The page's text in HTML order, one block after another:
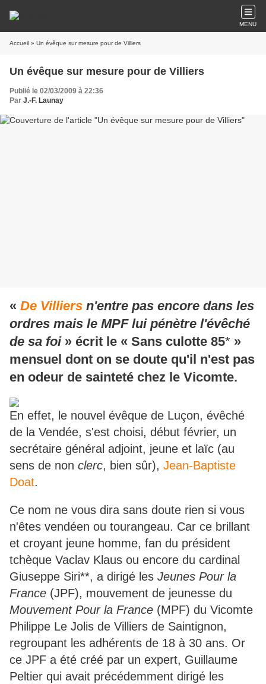
MENU
Accueil » Un évêque sur mesure pour de Villiers
Un évêque sur mesure pour de Villiers
Publié le 02/03/2009 à 22:36
Par J.-F. Launay
« De Villiers n'entre pas encore dans les
ordres mais le MPF lui pénètre l'évêché
de sa foi» écrit le « Sans culotte 85* »
mensuel dont on se doute qu'il n'est pas
en odeur de sainteté chez le Vicomte.
En effet, le nouvel évêque de Luçon, évêché
de la Vendée, s'est choisi, début février, un
secrétaire général adjoint, jeune et laïc (au
sens de non clerc, bien sûr), Jean-Baptiste
Doat.
Ce nom ne vous dira sans doute rien si vous
n'êtes vendéen ou tourangeau. Car ce brillant
et croyant jeune homme, fan du président
tchèque Vaclav Klaus ou encore du cardinal
Giuseppe Siri**, a dirigé les Jeunes Pour la
France (JPF), mouvement de jeunesse du
Mouvement Pour la France (MPF) du Vicomte
Philippe Le Jolis de Villiers de Saintignon,
regroupant les adhérents de 18 à 30 ans. Or
ce JPF a été créé par un expert, Guillaume
Peltier qui avait précédemment dirigé les